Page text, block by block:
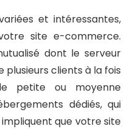
et intéressantes,
site e-commerce.
dont le serveur
clients à la fois
petite ou moyenne
dédiés, qui
que votre site